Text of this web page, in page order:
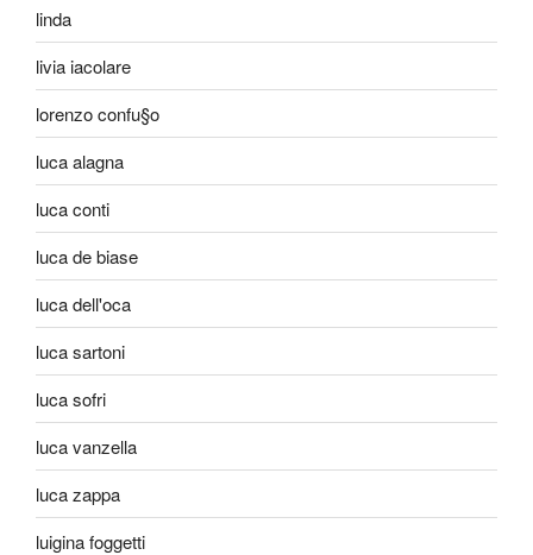
linda
livia iacolare
lorenzo confu§o
luca alagna
luca conti
luca de biase
luca dell'oca
luca sartoni
luca sofri
luca vanzella
luca zappa
luigina foggetti